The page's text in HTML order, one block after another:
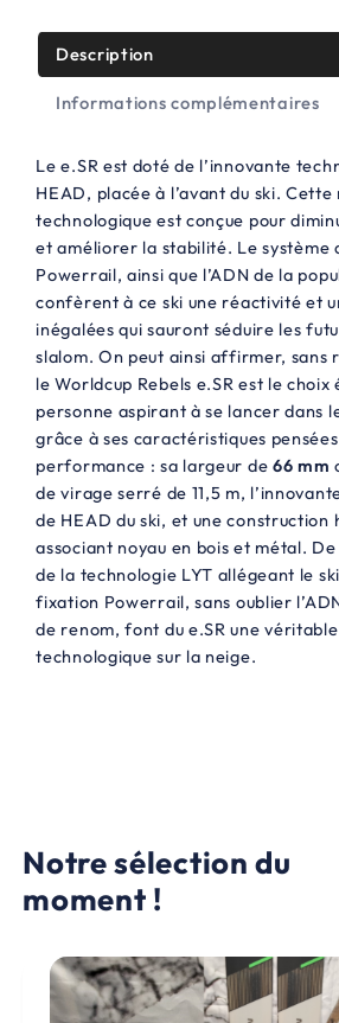
:
7
2
,
0
0
€
.
0
,
0
€
.
Description
Informations complémentaires
Le e.SR est doté de l’innovante
HEAD, placée à l’avant du ski.
technologique est conçue pour
et améliorer la stabilité. Le système
Powerrail, ainsi que l’ADN de la
confèrent à ce ski une réactivité et
inégalées qui sauront séduire les
slalom. On peut ainsi affirmer, sans
le Worldcup Rebels e.SR est le
personne aspirant à se lancer dans
grâce à ses caractéristiques
performance : sa largeur de 66 mm
de virage serré de 11,5 m,
de HEAD du ski, et une construction
associant noyau en bois et métal. De
de la technologie LYT allégeant le
fixation Powerrail, sans oublier
de renom, font du e.SR une
technologique sur la neige.
Notre sélection du
moment !